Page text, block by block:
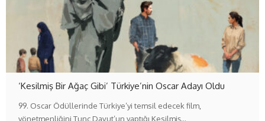
‘Kesilmiş Bir Ağaç Gibi’ Türkiye’nin Oscar Adayı Oldu
99. Oscar Ödüllerinde Türkiye’yi temsil edecek film,
yönetmenliğini Tunç Davut’un yaptığı Kesilmiş…